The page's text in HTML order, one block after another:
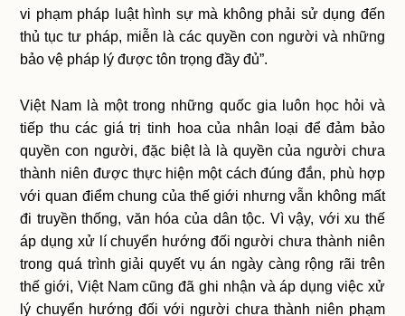
vi phạm pháp luật hình sự mà không phải sử dụng đến
thủ tục tư pháp, miễn là các quyền con người và những
bảo vệ pháp lý được tôn trọng đầy đủ”.
Việt Nam là một trong những quốc gia luôn học hỏi và
tiếp thu các giá trị tinh hoa của nhân loại để đảm bảo
quyền con người, đặc biệt là là quyền của người chưa
thành niên được thực hiện một cách đúng đắn, phù hợp
với quan điểm chung của thế giới nhưng vẫn không mất
đi truyền thống, văn hóa của dân tộc. Vì vậy, với xu thế
áp dụng xử lí chuyển hướng đối người chưa thành niên
trong quá trình giải quyết vụ án ngày càng rộng rãi trên
thế giới, Việt Nam cũng đã ghi nhận và áp dụng việc xử
lý chuyển hướng đối với người chưa thành niên phạm